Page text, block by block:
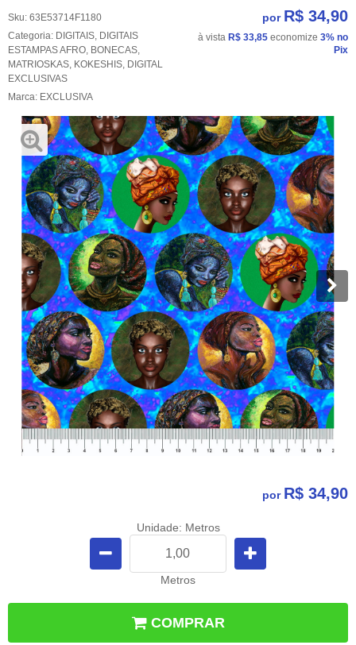
Sku: 63E53714F1180
Categoria: DIGITAIS, DIGITAIS
ESTAMPAS AFRO, BONECAS,
MATRIOSKAS, KOKESHIS, DIGITAL
EXCLUSIVAS
Marca: EXCLUSIVA
por R$ 34,90
à vista R$ 33,85 economize 3% no
Pix
por R$ 34,90
Unidade: Metros
Metros
COMPRAR